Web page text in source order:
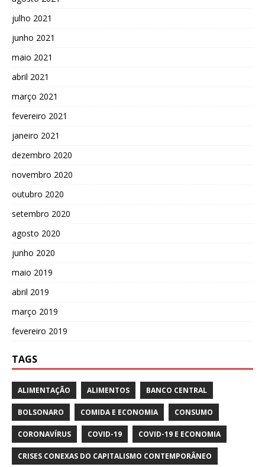
julho 2021
junho 2021
maio 2021
abril 2021
março 2021
fevereiro 2021
janeiro 2021
dezembro 2020
novembro 2020
outubro 2020
setembro 2020
agosto 2020
junho 2020
maio 2019
abril 2019
março 2019
fevereiro 2019
TAGS
ALIMENTAÇÃO ALIMENTOS BANCO CENTRAL
BOLSONARO COMIDA E ECONOMIA CONSUMO
CORONAVÍRUS COVID-19 COVID-19 E ECONOMIA
CRISES CONEXAS DO CAPITALISMO CONTEMPORÂNEO